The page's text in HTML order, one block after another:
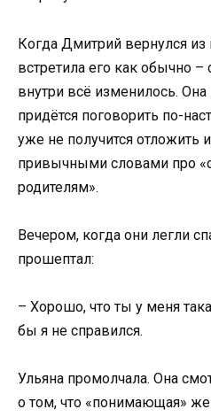
Когда Дмитрий вернулся
встретила его как обычно
внутри всё изменилось.
придётся поговорить по-
уже не получится отложить
привычными словами про
родителям».
Вечером, когда они легли
прошептал:
– Хорошо, что ты у меня
бы я не справился.
Ульяна промолчала. Она
о том, что «понимающая»